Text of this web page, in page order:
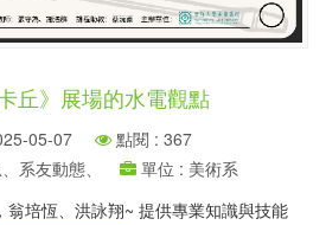
丘》展場的水電觀點
05-07
點閱 : 367
系友動態、
單位 : 美術系
翁培恆、洪詠翔~ 提供專業知識與技能